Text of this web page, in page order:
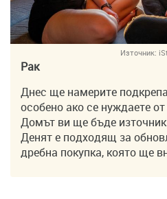
Източник:
Рак
Днес ще намерите
особено ако се нуждаете
Домът ви ще бъде
Денят е подходящ за
дребна покупка, която ще